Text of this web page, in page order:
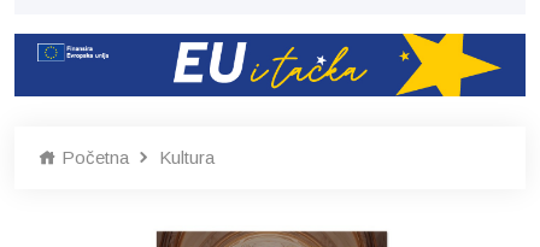
Početna Kultura